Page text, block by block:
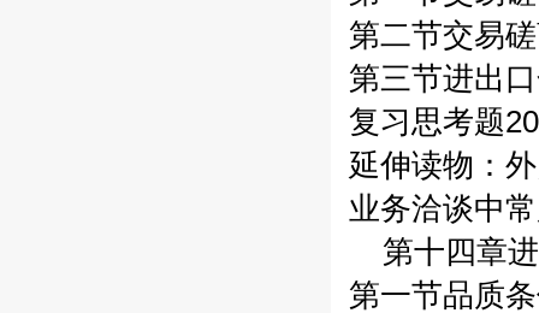
第二节交易
第三节进出
复习思考题
延伸读物：
业务洽谈中
第十四章
第一节品质